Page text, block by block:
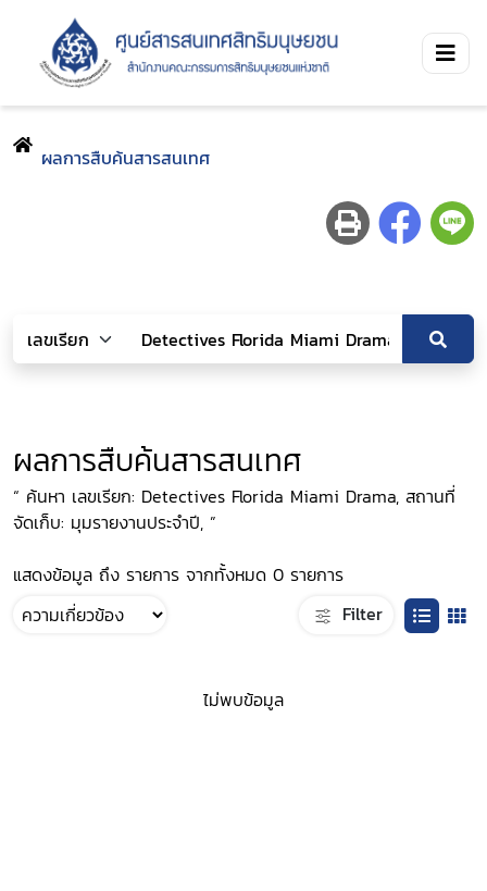
ผลการสืบค้นสารสนเทศ
ผลการสืบค้นสารสนเทศ
“ ค้นหา เลขเรียก: Detectives Florida Miami Drama, สถานที่
จัดเก็บ: มุมรายงานประจำปี, ”
แสดงข้อมูล ถึง รายการ จากทั้งหมด 0 รายการ
Filter
ไม่พบข้อมูล